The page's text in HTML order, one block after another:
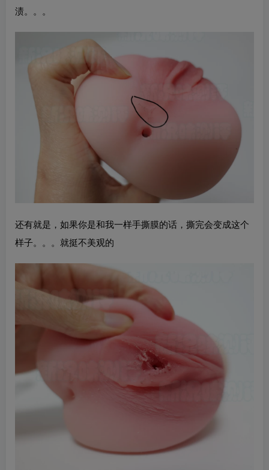
渍。。。
还有就是，如果你是和我一样手撕膜的话，撕完会变成这个
样子。。。就挺不美观的